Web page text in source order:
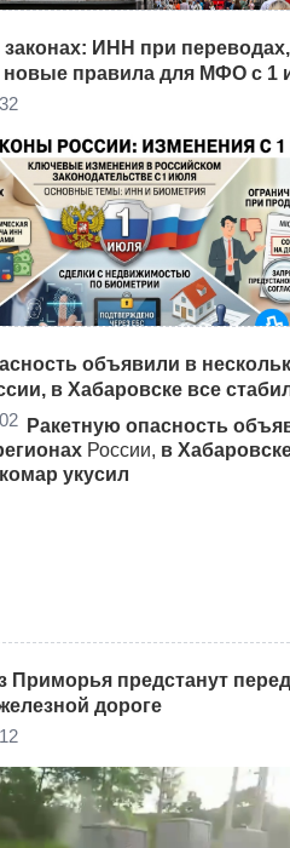
Khabara.ru
событие для всего
вокзала
в истории
в китайский город
законах: ИНН при переводах,
новые правила для МФО с 1
в России вступает в силу
в законодательстве,
граждан, бизнеса и
объявили в
в Хабаровске все
Ракетную опасность
России, в
укусил
Приморья предстанут
дороге